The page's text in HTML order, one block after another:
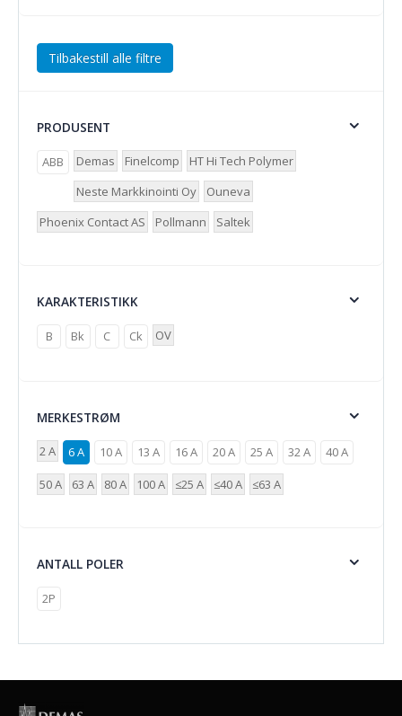
Tilbakestill alle filtre
PRODUSENT
ABB Demas Finelcomp
HT Hi Tech Polymer
Neste Markkinointi Oy
Ouneva
Phoenix Contact AS
Pollmann Saltek
KARAKTERISTIKK
B Bk C Ck OV
MERKESTRØM
2 A 6 A 10 A 13 A 16 A 20 A 25 A 32 A
40 A
50 A
63 A 80 A 100 A ≤25 A ≤40 A ≤63 A
ANTALL POLER
2P